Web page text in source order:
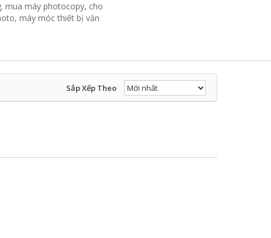
mua máy photocopy, cho
máy móc thiết bị văn
Sắp Xếp Theo